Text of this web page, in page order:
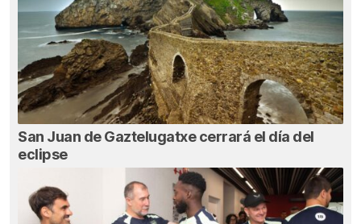
San Juan de Gaztelugatxe cerrará el día del
eclipse